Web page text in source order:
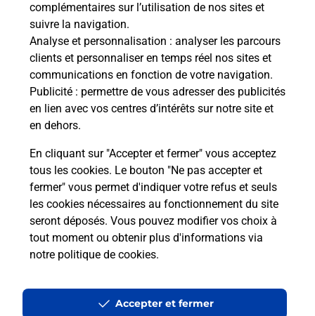
complémentaires sur l’utilisation de nos sites et
suivre la navigation.
Analyse et personnalisation : analyser les parcours
clients et personnaliser en temps réel nos sites et
communications en fonction de votre navigation.
Publicité : permettre de vous adresser des publicités
en lien avec vos centres d’intérêts sur notre site et
en dehors.
En cliquant sur "Accepter et fermer" vous acceptez
tous les cookies. Le bouton "Ne pas accepter et
fermer" vous permet d'indiquer votre refus et seuls
les cookies nécessaires au fonctionnement du site
seront déposés. Vous pouvez modifier vos choix à
tout moment ou obtenir plus d'informations via
notre politique de cookies.
Accepter et fermer
Boîte aux lettres La Poste
Collecte du courrier aujourd'hui à 09h00
33 Rue De Jettingen
68510 Helfrantzkirch
Le lien s'ouvre dans un nouvel onglet
Localiser Liste Boîtes aux lettres Haut-Rhin Helfrantzkirch
Accessibilité : partiellement conforme